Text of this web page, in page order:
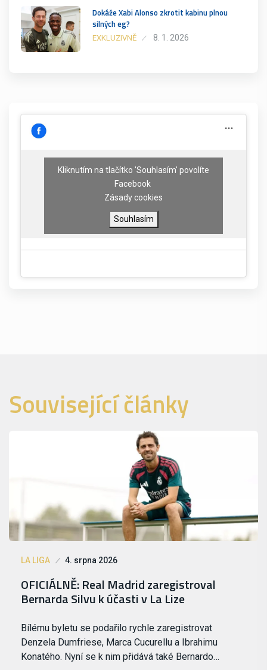
Dokáže Xabi Alonso zkrotit kabinu plnou
silných eg?
EXKLUZIVNĚ 8. 1. 2026
Kliknutím na tlačítko 'Souhlasím' povolíte
Facebook
Zásady cookies
Souhlasím
Související články
LA LIGA 4. srpna 2026
OFICIÁLNĚ: Real Madrid zaregistroval
Bernarda Silvu k účasti v La Lize
Bílému byletu se podařilo rychle zaregistrovat
Denzela Dumfriese, Marca Cucurellu a Ibrahimu
Konatého. Nyní se k nim přidává také Bernardo…